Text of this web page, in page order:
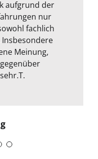
aufgrund der
nur
fachlich
Meinung,
ab. Termin
und
Die
bestens .
etc… Alles in
sie nur
so !